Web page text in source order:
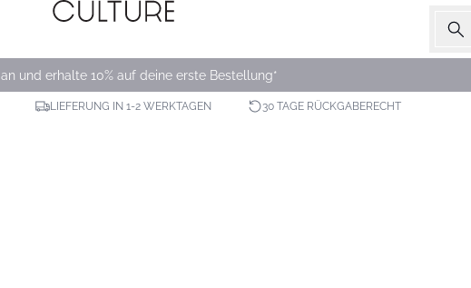
an und erhalte 10% auf deine erste Bestellung*
LIEFERUNG IN 1-2 WERKTAGEN 30 TAGE RÜCKGABERECHT